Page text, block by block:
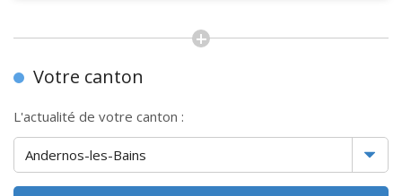
Votre canton
L'actualité de votre canton :